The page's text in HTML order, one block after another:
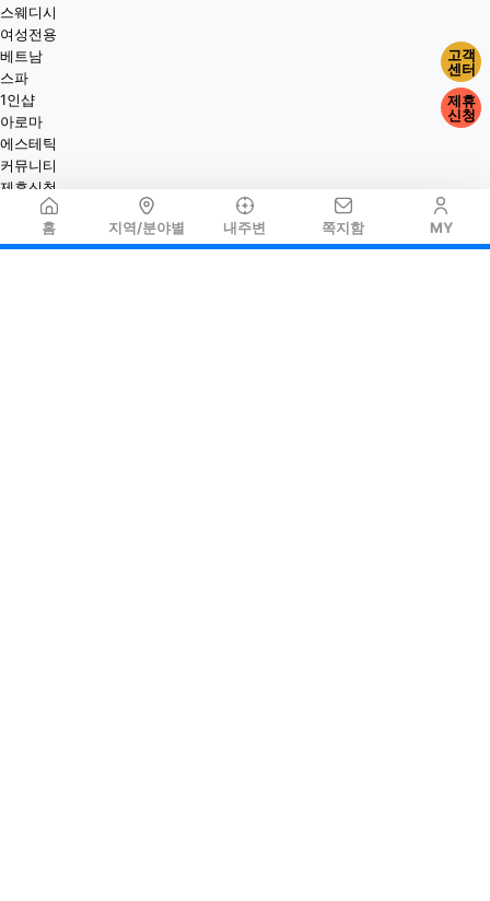
홈 지역/분야별 내주변 쪽지함 MY
스웨디시
여성전용
베트남
스파
1인샵
아로마
에스테틱
커뮤니티
제휴신청
고객
센터
제휴
신청